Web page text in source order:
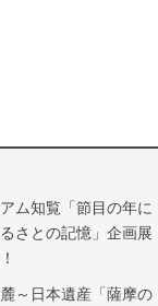
ム知覧「節目の年に
さとの記憶」企画展
～日本遺産「薩摩の